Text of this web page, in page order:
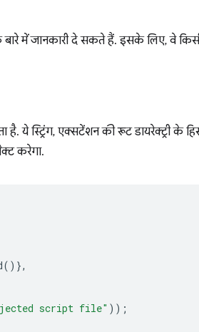
में जानकारी दे सकते हैं. इसके लिए, वे किसी
है. ये स्ट्रिंग, एक्सटेंशन की रूट डायरेक्ट्री के
करेगा.
()},
script file" ));